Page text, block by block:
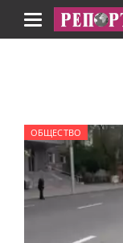
Навигация
ОБЩЕСТВО